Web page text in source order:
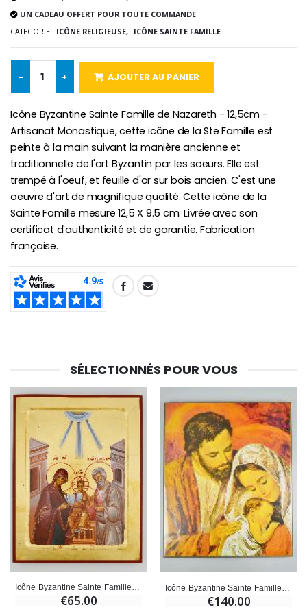
€78.00 €58.50
Huile d'Onction
€9.90
€4.90 €23.00
UN CADEAU OFFERT POUR TOUTE COMMANDE
CATEGORIE : ICÔNE RELIGIEUSE, ICÔNE SAINTE FAMILLE
- + AJOUTER AU PANIER
Icône Byzantine Sainte Famille de Nazareth - 12,5cm -
Artisanat Monastique, cette icône de la Ste Famille est
peinte à la main suivant la manière ancienne et
traditionnelle de l'art Byzantin par les soeurs. Elle est
trempé à l'oeuf, et feuille d'or sur bois ancien. C'est une
oeuvre d'art de magnifique qualité. Cette icône de la
Sainte Famille mesure 12,5 X 9.5 cm. Livrée avec son
certificat d'authenticité et de garantie. Fabrication
française.
SHARE:
SÉLECTIONNÉS POUR VOUS
€65.00 €140.00